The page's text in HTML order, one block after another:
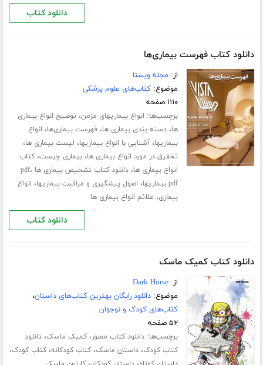
دانلود کتاب
دانلود کتاب فهرست بیماری‌ها
از: مجله ویستا
موضوع:کتاب‌های علوم پزشکی
۱۱۱۰ صفحه
برچسب‌ها: انواع بیماریهای مزمن، توضیح انواع بیماری
ها،دسته بندی بیماری ها، فهرست بیماری‌ها، انواع
بیماریها،آشنایی با انواع بیماریها، لیست بیماری ها،
تحقیق در مورد انواع بیماری ها،بیماری چیست،کتاب
انواع بیماری ها،دانلود کتاب تشخیص بیماری ها pdf ،
pdf بیماریها ، اصول پیشگیری و مراقبت بیماریها، انواع
بیماری، علائم انواع بیماری ها
دانلود کتاب
دانلود کتاب کمیک ماسک
از:Dark Horse
موضوع:دانلود رایگان بهترین کتاب‌های داستان،
کتاب‌های کودک و نوجوان
۵۲ صفحه
برچسب‌ها:دانلود کتاب مصور،کمیک ماسک،دانلود
کتاب کودک،داستان ماسک،کتاب کودکانه،کتاب کودک،